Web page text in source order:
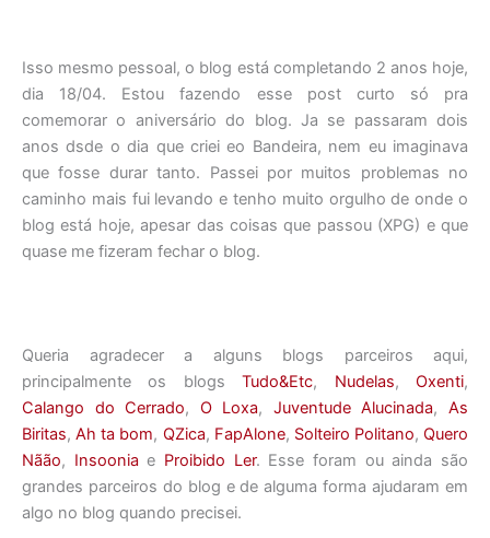
Isso mesmo pessoal, o blog está completando 2 anos hoje,
dia 18/04. Estou fazendo esse post curto só pra
comemorar o aniversário do blog. Ja se passaram dois
anos dsde o dia que criei eo Bandeira, nem eu imaginava
que fosse durar tanto. Passei por muitos problemas no
caminho mais fui levando e tenho muito orgulho de onde o
blog está hoje, apesar das coisas que passou (XPG) e que
quase me fizeram fechar o blog.
Queria agradecer a alguns blogs parceiros aqui,
principalmente os blogsTudo&Etc, Nudelas,Oxenti,
Calango do Cerrado, O Loxa, Juventude Alucinada,As
Biritas,Ah ta bom, QZica, FapAlone, Solteiro Politano, Quero
Nãão, Insoonia e Proibido Ler. Esse foram ou ainda são
grandes parceiros do blog e de alguma forma ajudaram em
algo no blog quando precisei.